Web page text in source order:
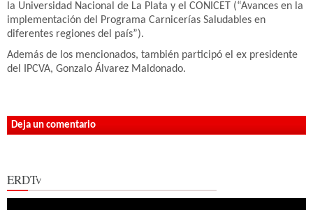
la Universidad Nacional de La Plata y el CONICET (“Avances en la
implementación del Programa Carnicerías Saludables en
diferentes regiones del país”).
Además de los mencionados, también participó el ex presidente
del IPCVA, Gonzalo Álvarez Maldonado.
Deja un comentario
ERDTv